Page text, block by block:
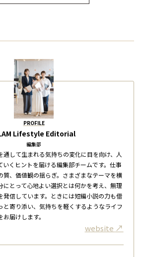
PROFILE
Lifestyle Editorial
編集部
通して生まれる気持ちの変化に目を向け、人
いくヒントを届ける編集部チームです。仕事
質、価値観の揺らぎ。さまざまなテーマを横
にとって心地よい選択とは何かを考え、無理
発信しています。ときには短編小説の力も借
と寄り添い、気持ちを軽くするようなライフ
届けします。
website